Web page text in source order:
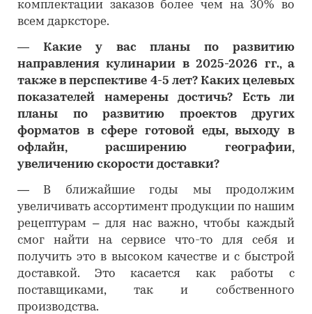
комплектации заказов более чем на 30% во
всем дарксторе.
―
Какие у вас планы по развитию
направления кулинарии в 2025-2026 гг., а
также в перспективе 4-5 лет? Каких целевых
показателей намерены достичь? Есть ли
планы по развитию проектов других
форматов в сфере готовой еды, выходу в
офлайн, расширению географии,
увеличению скорости доставки?
―
В ближайшие годы мы продолжим
увеличивать ассортимент продукции по нашим
рецептурам – для нас важно, чтобы каждый
смог найти на сервисе что-то для себя и
получить это в высоком качестве и с быстрой
доставкой. Это касается как работы с
поставщиками, так и собственного
производства.